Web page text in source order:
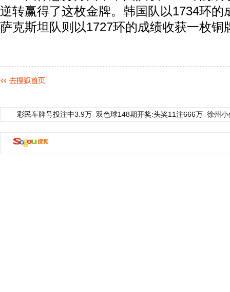
逆转赢得了这枚金牌。 韩国 队以1734环的
萨克斯坦队则以1727环的成绩收获一枚铜
彩民车牌号投注中3.9万 双色球148期开奖:头奖11注666万 徐州